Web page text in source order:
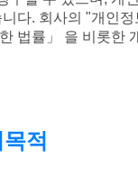
다. 회사의 "개인
법률」 을 비롯한
적